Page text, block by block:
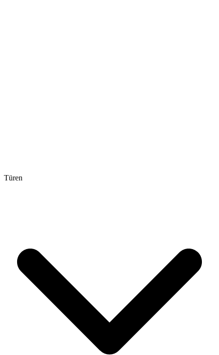
Türen